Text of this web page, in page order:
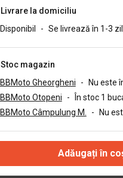
Livrare la domiciliu
Disponibil
- Se livrează în 1-3
Stoc magazin
BBMoto Gheorgheni
-
Nu este
BBMoto Otopeni
-
În stoc 1
BBMoto Câmpulung M.
- Nu
Adăugați în